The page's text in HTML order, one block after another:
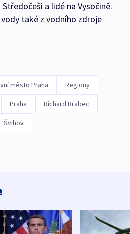
a lidé na Vysočině.
také z vodního zdroje
město Praha Regiony
Praha Richard Brabec
Švihov